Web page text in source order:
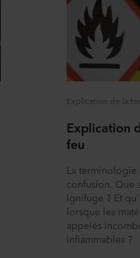
Explication de la
Explication
feu
La terminologie
confusion. Que
ignifuge ? Et
lorsque les
appelés
inflammables ?